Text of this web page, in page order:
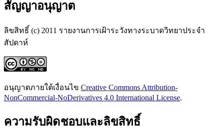
สัญญาอนุญาต
ลิขสิทธิ์ (c) 2011 รายงานการเฝ้าระวังทางระบาดวิทยาประจำ
สัปดาห์
อนุญาตภายใต้เงื่อนไข Creative Commons Attribution-
NonCommercial-NoDerivatives 4.0 International License.
ความรับผิดชอบและลิขสิทธิ์